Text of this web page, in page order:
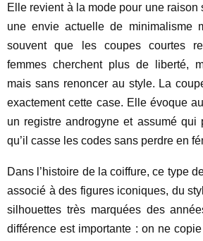
Elle revient à la mode pour une raison
une envie actuelle de minimalisme
souvent que les coupes courtes
femmes cherchent plus de liberté,
mais sans renoncer au style. La
exactement cette case. Elle évoque
un registre androgyne et assumé qui
qu’il casse les codes sans perdre en
Dans l’histoire de la coiffure, ce type
associé à des figures iconiques, du
silhouettes très marquées des
différence est importante : on ne